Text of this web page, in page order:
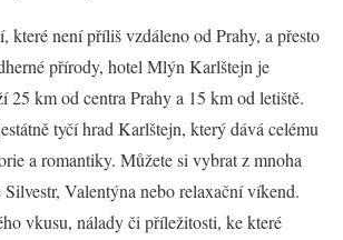
které není příliš vzdáleno od Prahy, a přesto
přírody, hotel Mlýn Karlštejn je
25 km od centra Prahy a 15 km od letiště.
tyčí hrad Karlštejn, který dává celému
a romantiky. Můžete si vybrat z mnoha
Valentýna nebo relaxační víkend.
vkusu, nálady či příležitosti, ke které